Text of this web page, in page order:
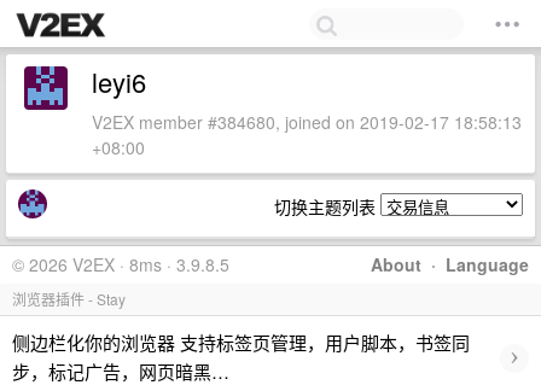
leyi6
V2EX member #384680, joined on 2019-02-17 18:58:13
+08:00
切换主题列表
About · Language
© 2026 V2EX · 8ms · 3.9.8.5
浏览器插件 - Stay
侧边栏化你的浏览器 支持标签页管理，用户脚本，书签同
步，标记广告，网页暗黑…
›